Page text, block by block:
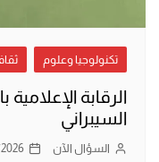
تكنولوجيا وعلوم
الرقابة
السيبراني
السؤال الآن